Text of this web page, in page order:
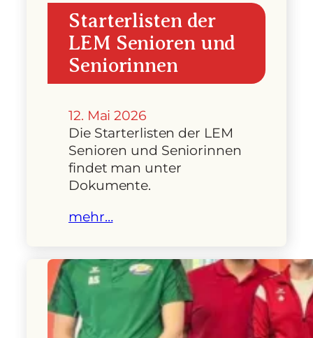
Starterlisten der
LEM Senioren und
Seniorinnen
12. Mai 2026
Die Starterlisten der LEM
Senioren und Seniorinnen
findet man unter
Dokumente.
mehr…